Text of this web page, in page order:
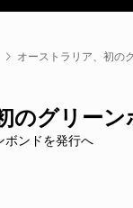
オーストラリア、初の
のグリー